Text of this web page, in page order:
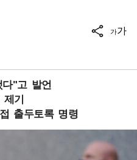
가가
"고 발언
기
출두토록 명령